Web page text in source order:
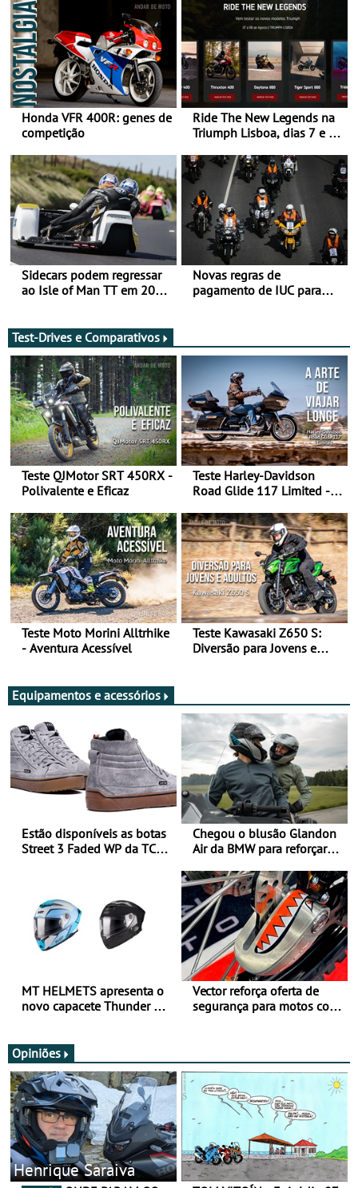
Honda VFR 400R: genes de
competição
Ride The New Legends na
Triumph Lisboa, dias 7 e 8
Sidecars podem regressar
ao Isle of Man TT em 2027
Novas regras de
pagamento de IUC para
Test-Drives e Comparativos
Teste QJMotor SRT 450RX -
Polivalente e Eficaz
Teste Harley-Davidson
Road Glide 117 Limited - A
Teste Moto Morini Alltrhike
- Aventura Acessível
Teste Kawasaki Z650 S:
Diversão para Jovens e
Equipamentos e acessórios
Estão disponíveis as botas
Street 3 Faded WP da TCX
Chegou o blusão Glandon
Air da BMW para reforçar
verão
MT HELMETS apresenta o
novo capacete Thunder 4 R
Vector reforça oferta de
segurança para motos com
Opiniões
Henrique Saraiva